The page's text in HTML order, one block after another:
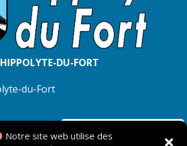
Notre site web utilise des
DU-FORT
du-Fort
NOUS CONTACTER